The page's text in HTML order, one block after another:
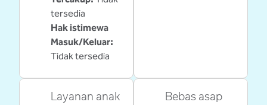
tersedia
Hak istimewa
Masuk/Keluar:
Tidak tersedia
Layanan anak
Bebas asap